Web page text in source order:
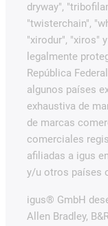
dryway",
"twisterchain",
"xirodur", "xiros"
legalmente
República
algunos países
exhaustiva de
de marcas
comerciales
afiliadas a igus
y/u otros países
igus® GmbH
Allen Bradley,